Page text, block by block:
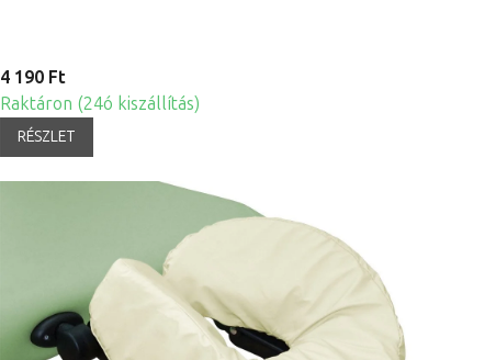
4 190 Ft
Raktáron (24ó kiszállítás)
RÉSZLET